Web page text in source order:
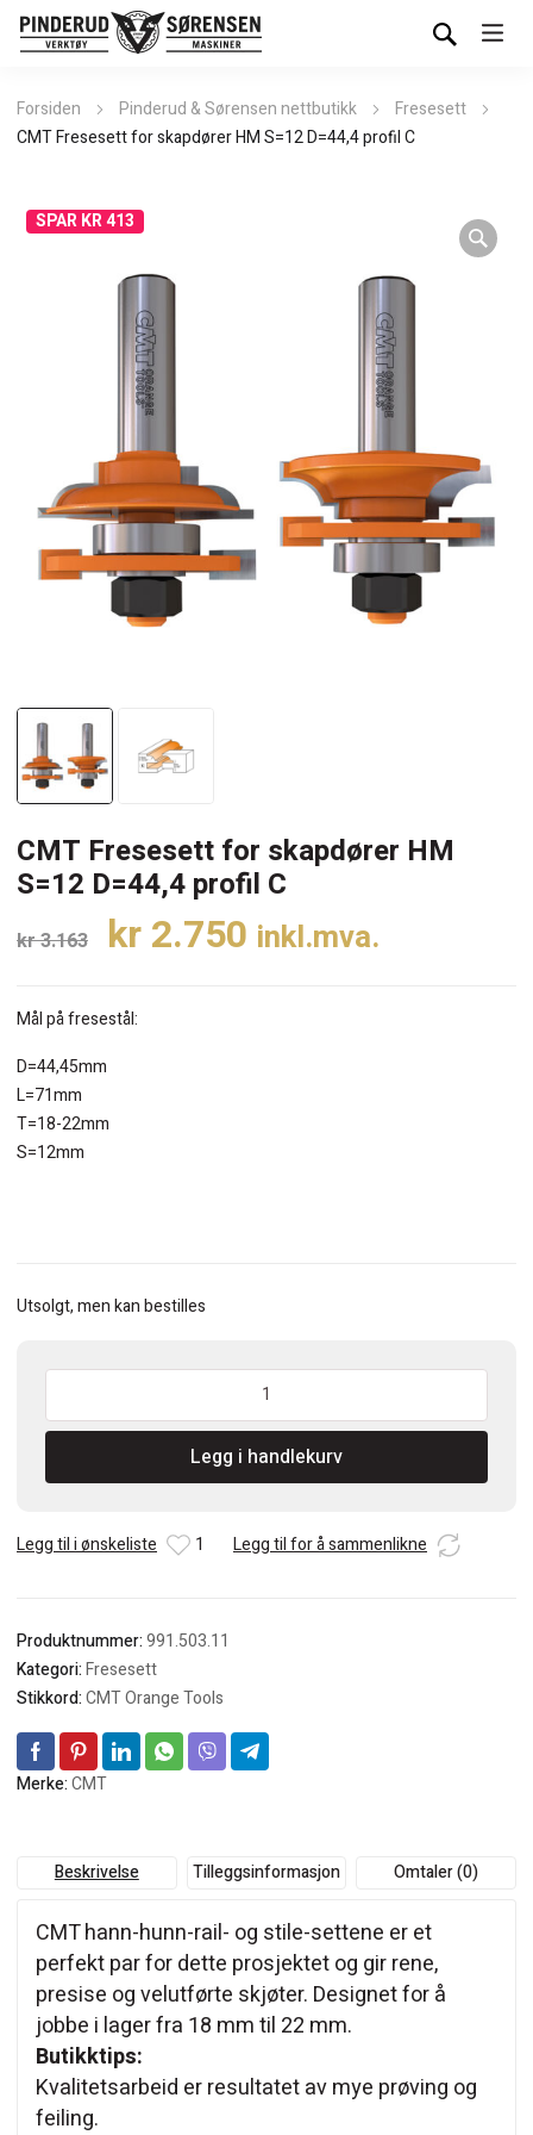
Forsiden Pinderud & Sørensen nettbutikk
Fresesett
CMT Fresesett for skapdører HM S=12 D=44,4 profil C
SPAR KR 413
CMT Fresesett for skapdører HM
S=12 D=44,4 profil C
kr3.163 Opprinnelig
var:
kr 3.163.
kr2.750 Nåværende
inkl.mva.
Mål på fresestål:
D=44,45mm
L=71mm
T=18-22mm
S=12mm
Utsolgt, men kan bestilles
CMT
for
HM
D=44,4
Legg i handlekurv
Legg til i ønskeliste 1 Legg til for å sammenlikne
Produktnummer:991.503.11
Kategori:Fresesett
Stikkord:CMT Orange Tools
Merke:CMT
Beskrivelse Tilleggsinformasjon Omtaler (0)
CMT hann-hunn-rail- og stile-settene er et
perfekt par for dette prosjektet og gir rene,
presise og velutførte skjøter. Designet for å
jobbe i lager fra 18 mm til 22 mm.
Butikktips:
Kvalitetsarbeid er resultatet av mye prøving og
feiling.